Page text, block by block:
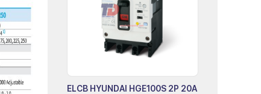
ELCB HYUNDAI HGE100S 2P 20A